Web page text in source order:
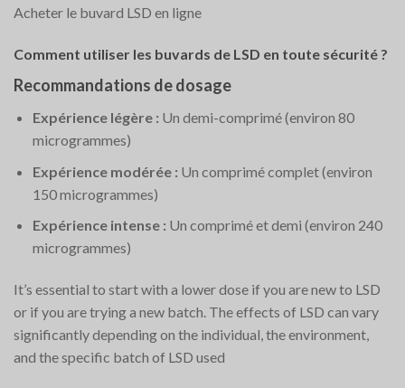
Acheter le buvard LSD en ligne
Comment utiliser les buvards de LSD en toute sécurité ?
Recommandations de dosage
Expérience légère : Un demi-comprimé (environ 80
microgrammes)
Expérience modérée : Un comprimé complet (environ
150 microgrammes)
Expérience intense : Un comprimé et demi (environ 240
microgrammes)
It’s essential to start with a lower dose if you are new to LSD
or if you are trying a new batch. The effects of LSD can vary
significantly depending on the individual, the environment,
and the specific batch of LSD used​